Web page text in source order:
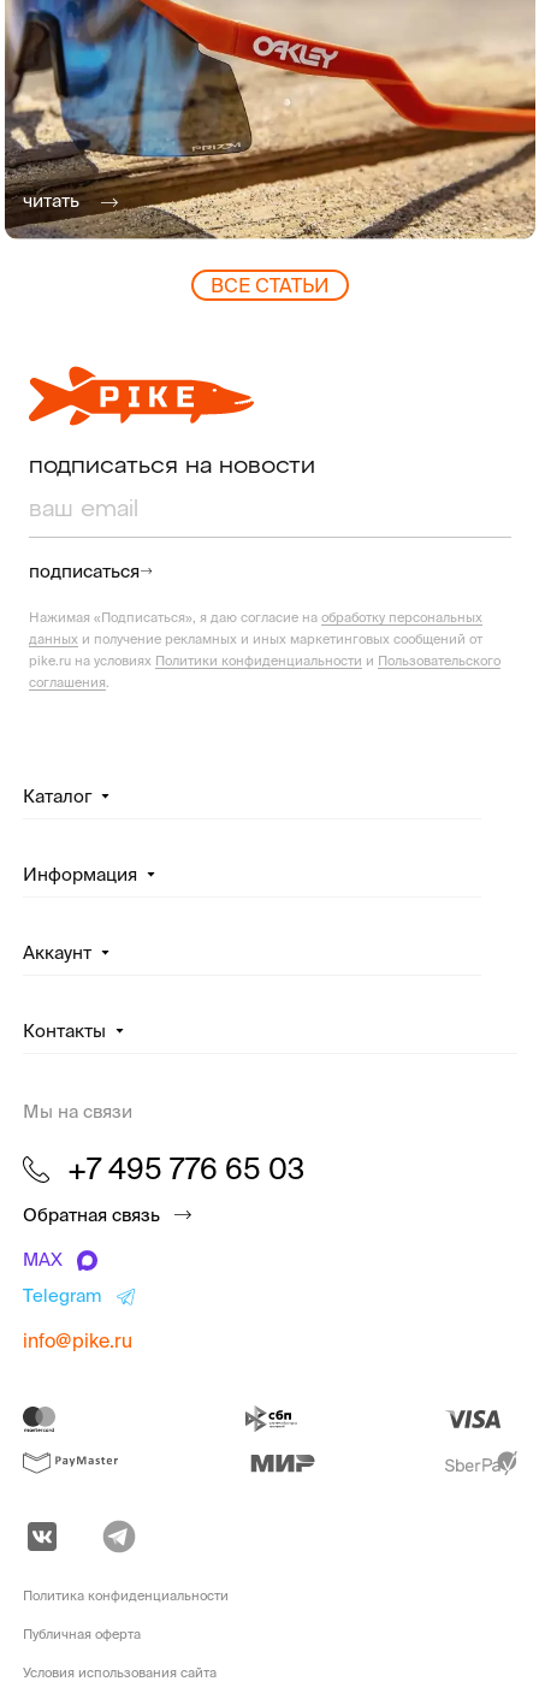
читать
ВCЕ СТАТЬИ
подписаться на новости
подписаться
Нажимая «Подписаться», я даю согласие на обработку персональных
данных и получение рекламных и иных маркетинговых сообщений от
pike.ru на условиях Политики конфиденциальности и Пользовательского
соглашения
Каталог
Информация
Аккаунт
Контакты
Мы на связи
+7 495 776 65 03
Обратная связь
MAX
Telegram
info@pike.ru
Политика конфиденциальности
Публичная оферта
Условия использования сайта